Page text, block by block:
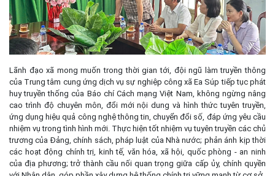
Lãnh đạo xã mong muốn trong thời gian tới, đội ngũ làm truyền thông
của Trung tâm cung ứng dịch vụ sự nghiệp công xã Ea Súp tiếp tục phát
huy truyền thống của Báo chí Cách mạng Việt Nam, không ngừng nâng
cao trình độ chuyên môn, đổi mới nội dung và hình thức tuyên truyền,
ứng dụng hiệu quả công nghệ thông tin, chuyển đổi số, đáp ứng yêu cầu
nhiệm vụ trong tình hình mới. Thực hiện tốt nhiệm vụ tuyên truyền các chủ
trương của Đảng, chính sách, pháp luật của Nhà nước; phản ánh kịp thời
các hoạt động chính trị, kinh tế, văn hóa, xã hội, quốc phòng - an ninh
của địa phương; trở thành cầu nối quan trọng giữa cấp ủy, chính quyền